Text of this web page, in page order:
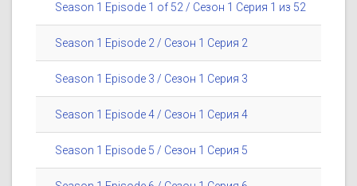
Season 1 Episode 1 of 52 / Сезон 1 Серия 1 из 52
Season 1 Episode 2 / Сезон 1 Серия 2
Season 1 Episode 3 / Сезон 1 Серия 3
Season 1 Episode 4 / Сезон 1 Серия 4
Season 1 Episode 5 / Сезон 1 Серия 5